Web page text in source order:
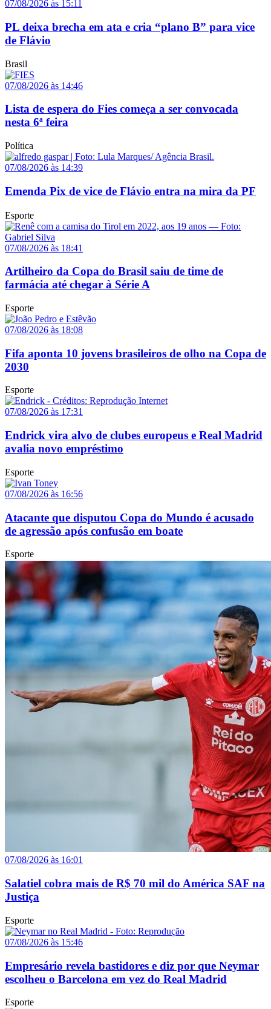
07/08/2026 às 15:11
PL deixa brecha em ata e cria “plano B” para vice
de Flávio
Brasil
07/08/2026 às 14:46
Lista de espera do Fies começa a ser convocada
nesta 6ª feira
Política
07/08/2026 às 14:39
Emenda Pix de vice de Flávio entra na mira da PF
Esporte
07/08/2026 às 18:41
Artilheiro da Copa do Brasil saiu de time de
farmácia até chegar à Série A
Esporte
07/08/2026 às 18:08
Fifa aponta 10 jovens brasileiros de olho na Copa de
2030
Esporte
07/08/2026 às 17:31
Endrick vira alvo de clubes europeus e Real Madrid
avalia novo empréstimo
Esporte
07/08/2026 às 16:56
Atacante que disputou Copa do Mundo é acusado
de agressão após confusão em boate
Esporte
07/08/2026 às 16:01
Salatiel cobra mais de R$ 70 mil do América SAF na
Justiça
Esporte
07/08/2026 às 15:46
Empresário revela bastidores e diz por que Neymar
escolheu o Barcelona em vez do Real Madrid
Esporte